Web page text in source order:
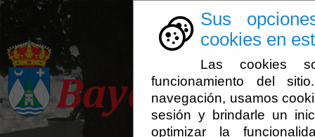
Sus
cookies en
Las cookies
funcionamiento del
navegación, usamos
sesión y brindarle un
optimizar la